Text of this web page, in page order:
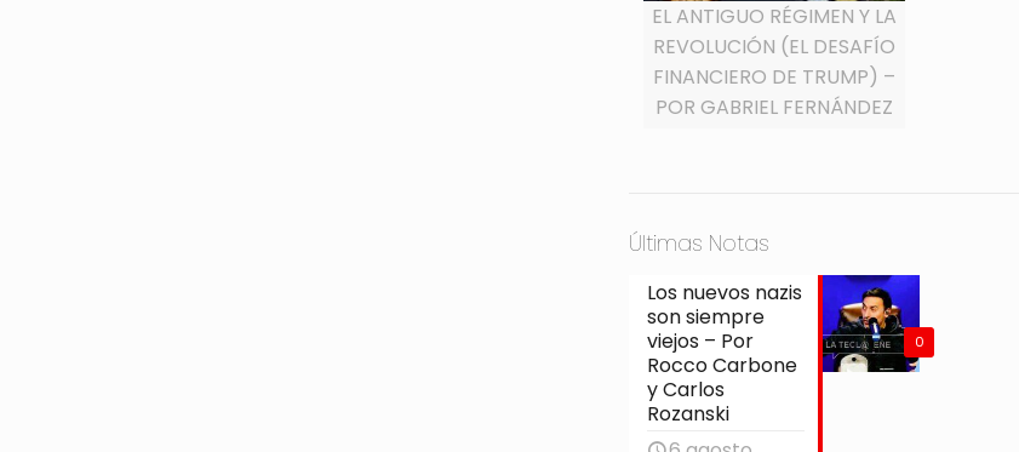
EL ANTIGUO RÉGIMEN Y LA
REVOLUCIÓN (EL DESAFÍO
FINANCIERO DE TRUMP) –
POR GABRIEL FERNÁNDEZ
Últimas Notas
0
Los nuevos nazis
son siempre
viejos – Por
Rocco Carbone
y Carlos
Rozanski